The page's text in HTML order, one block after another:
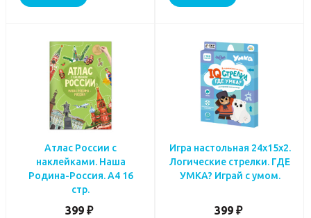
Атлас России с
наклейками. Наша
Родина-Россия. А4 16
стр.
399 ₽
Игра настольная 24х15х2.
Логические стрелки. ГДЕ
УМКА? Играй с умом.
399 ₽